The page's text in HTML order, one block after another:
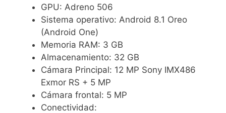
GPU: Adreno 506
Sistema operativo: Android 8.1 Oreo
(Android One)
Memoria RAM: 3 GB
Almacenamiento: 32 GB
Cámara Principal: 12 MP Sony IMX486
Exmor RS + 5 MP
Cámara frontal: 5 MP
Conectividad: